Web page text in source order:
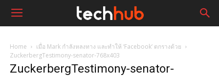
Home
เมื่อ Mark กำลังหลงทาง และทำให้ ‘Facebook’ ตกรางด้วย
ZuckerbergTestimony-senator-768x403
ZuckerbergTestimony-senator-